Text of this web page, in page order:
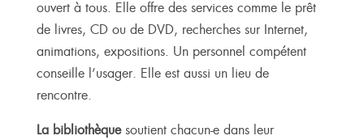
ouvert à tous. Elle offre des services comme le prêt
de livres, CD ou de DVD, recherches sur Internet,
animations, expositions. Un personnel compétent
conseille l’usager. Elle est aussi un lieu de
rencontre.
La bibliothèquesoutient chacun-e dans leur